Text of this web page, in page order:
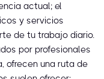
actual; el
y servicios
de tu trabajo diario.
por profesionales
ofrecen una ruta de